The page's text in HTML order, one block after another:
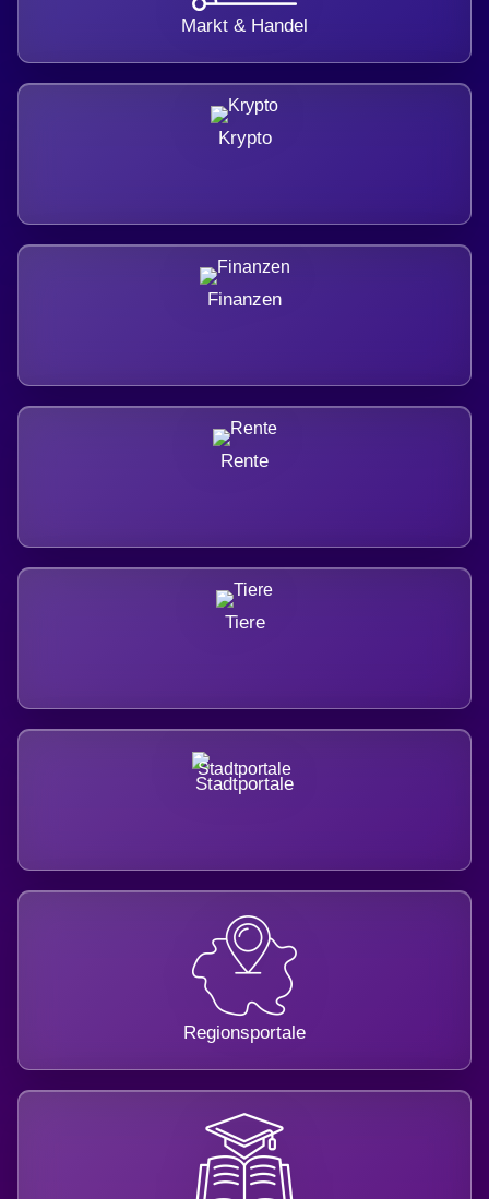
Markt & Handel
Krypto
Finanzen
Rente
Tiere
Stadtportale
Regionsportale